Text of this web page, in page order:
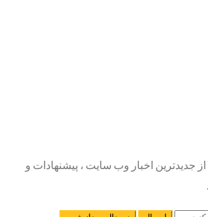
جدیدترین اخبار وب سایت ، پیشنهادات و